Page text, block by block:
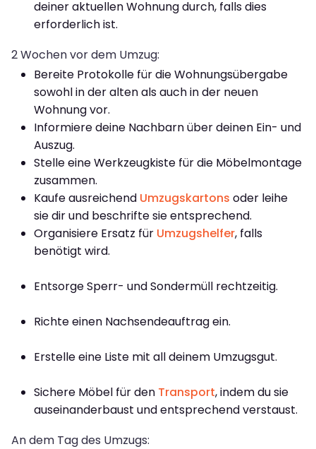
deiner aktuellen Wohnung durch, falls dies
erforderlich ist.
2 Wochen vor dem Umzug:
Bereite Protokolle für die Wohnungsübergabe
sowohl in der alten als auch in der neuen
Wohnung vor.
Informiere deine Nachbarn über deinen Ein- und
Auszug.
Stelle eine Werkzeugkiste für die Möbelmontage
zusammen.
Kaufe ausreichend Umzugskartons oder leihe
sie dir und beschrifte sie entsprechend.
Organisiere Ersatz für Umzugshelfer, falls
benötigt wird.
Entsorge Sperr- und Sondermüll rechtzeitig.
Richte einen Nachsendeauftrag ein.
Erstelle eine Liste mit all deinem Umzugsgut.
Sichere Möbel für den Transport, indem du sie
auseinanderbaust und entsprechend verstaust.
An dem Tag des Umzugs: